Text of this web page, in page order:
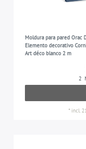
Moldura para pared Orac
Elemento decorativo
Art déco blanco 2 m
2
* incl.